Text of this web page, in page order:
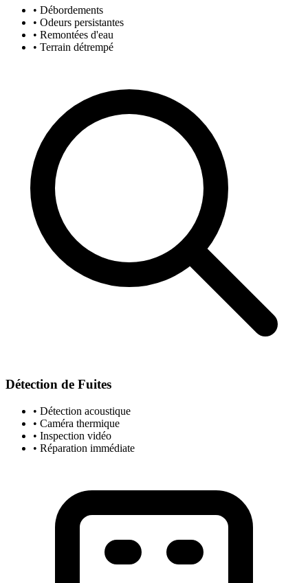
• Débordements
• Odeurs persistantes
• Remontées d'eau
• Terrain détrempé
Détection de Fuites
• Détection acoustique
• Caméra thermique
• Inspection vidéo
• Réparation immédiate